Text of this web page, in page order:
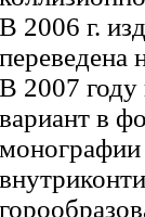
В 2006 г.
переведена
В 2007 году
вариант в
монографии